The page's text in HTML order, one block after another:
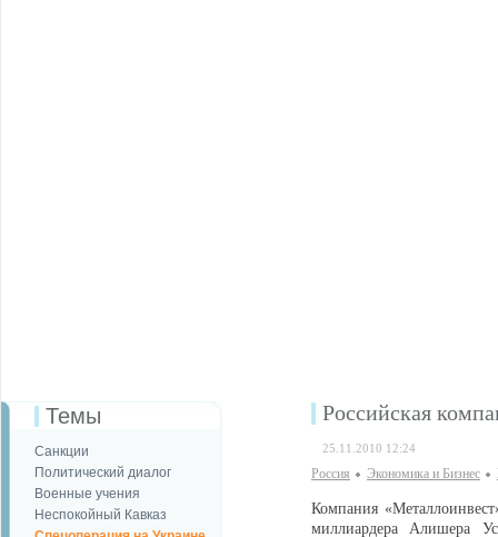
Темы
Санкции
Политический диалог
Военные учения
Неспокойный Кавказ
Российская
25.11.2010 12:24
Россия Экономика и Бизнес
Компания
миллиардера Алишера